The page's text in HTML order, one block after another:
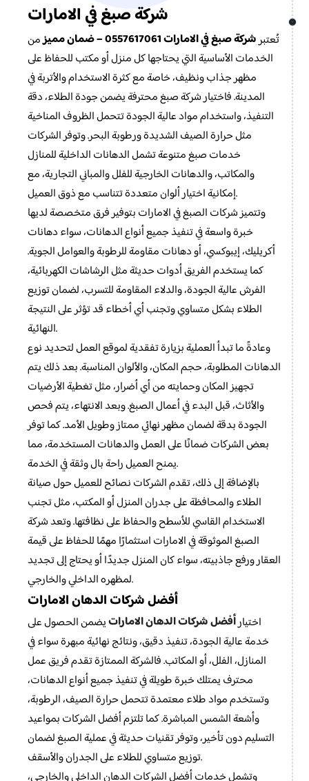
شركة صبغ في الامارات
تُعتبرشركة صبغ في الامارات 0557617061 – ضمان مميز
من
الخدمات الأساسية التي يحتاجها كل منزل أو مكتب للحفاظ على
مظهر جذاب ونظيف، خاصة مع كثرة الاستخدام والأتربة في
المدينة. فاختيار شركة صبغ محترفة يضمن جودة الطلاء، دقة
التنفيذ، واستخدام مواد عالية الجودة تتحمل الظروف المناخية
مثل حرارة الصيف الشديدة ورطوبة البحر. وتوفر الشركات
خدمات صبغ متنوعة تشمل الدهانات الداخلية للمنازل
والمكاتب، والدهانات الخارجية للفلل والمباني التجارية، مع
إمكانية اختيار ألوان متعددة تتناسب مع ذوق العميل.
وتتميز شركات الصبغ في الامارات بتوفير فرق متخصصة لديها
خبرة واسعة في تنفيذ جميع أنواع الدهانات، سواء دهانات
أكريليك، إيبوكسي، أو دهانات مقاومة للرطوبة والعوامل الجوية.
كما يستخدم الفريق أدوات حديثة مثل الرشاشات الكهربائية،
الفرش عالية الجودة، والدلاء المقاومة للتسرب، لضمان توزيع
الطلاء بشكل متساوي وتجنب أي أخطاء قد تؤثر على النتيجة
النهائية.
وعادةً ما تبدأ العملية بزيارة تفقدية لموقع العمل لتحديد نوع
الدهانات المطلوبة، حجم المكان، والألوان المناسبة. بعد ذلك يتم
تجهيز المكان وحمايته من أي أضرار، مثل تغطية الأرضيات
والأثاث، قبل البدء في أعمال الصبغ. وبعد الانتهاء، يتم فحص
الجودة بدقة لضمان مظهر نهائي ممتاز وطويل الأمد. كما توفر
بعض الشركات ضمانًا على العمل والدهانات المستخدمة، مما
يمنح العميل راحة بال وثقة في الخدمة.
بالإضافة إلى ذلك، تقدم الشركات نصائح للعميل حول صيانة
الطلاء والمحافظة على جدران المنزل أو المكتب، مثل تجنب
الاستخدام القاسي للأسطح والحفاظ على نظافتها. وتعد شركة
الصبغ الموثوقة في الامارات استثمارًا مهمًا للحفاظ على قيمة
العقار ورفع جاذبيته، سواء كان المنزل جديدًا أو يحتاج إلى تجديد
لمظهره الداخلي والخارجي.
أفضل شركات الدهان الامارات
اختيارأفضل شركات الدهان الاماراتيضمن الحصول على
خدمة عالية الجودة، تنفيذ دقيق، ونتائج نهائية مبهرة سواء في
المنازل، الفلل، أو المكاتب. فالشركة الممتازة تقدم فريق عمل
محترف يمتلك خبرة طويلة في تنفيذ جميع أنواع الدهانات،
وتستخدم مواد طلاء معتمدة تتحمل حرارة الصيف، الرطوبة،
وأشعة الشمس المباشرة. كما تلتزم أفضل الشركات بمواعيد
التسليم دون تأخير، وتوفر تقنيات حديثة في عملية الصبغ لضمان
توزيع متساوي للطلاء على الجدران والأسقف.